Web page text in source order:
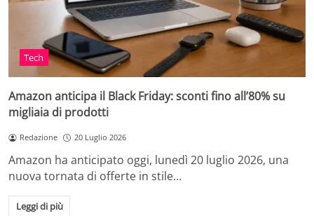
Tech
Amazon anticipa il Black Friday: sconti fino all’80% su
migliaia di prodotti
Redazione 20 Luglio 2026
Amazon ha anticipato oggi, lunedì 20 luglio 2026, una
nuova tornata di offerte in stile…
Leggi di più